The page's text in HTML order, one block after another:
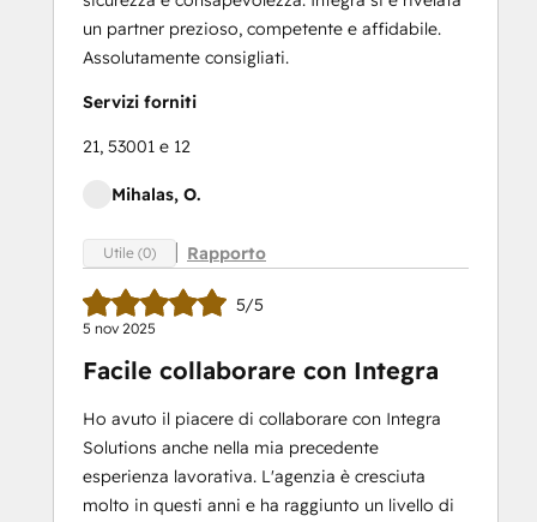
un partner prezioso, competente e affidabile.
Assolutamente consigliati.
Servizi forniti
21, 53001 e 12
Mihalas, O.
Utile (0) Rapporto
5/5
5 nov 2025
Facile collaborare con Integra
Ho avuto il piacere di collaborare con Integra
Solutions anche nella mia precedente
esperienza lavorativa. L'agenzia è cresciuta
molto in questi anni e ha raggiunto un livello di